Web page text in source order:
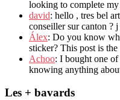
looking to complete
david: hello , tres bel
conseiller sur canton ?
Álex: Do you know
sticker? This post is
Achoo: I bought one of
knowing anything
Les + bavards